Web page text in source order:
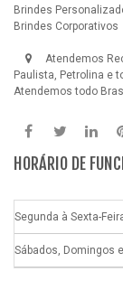
Brindes
Brindes Corporativos
Atendemos
Paulista, Petrolina e
Atendemos todo
HORÁRIO DE
Segunda à Sexta-
Sábados, Domingos